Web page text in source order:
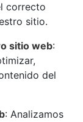
correcto
sitio.
sitio web:
del
: Analizamos